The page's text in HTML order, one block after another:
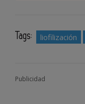
Tags: liofilización
Publicidad